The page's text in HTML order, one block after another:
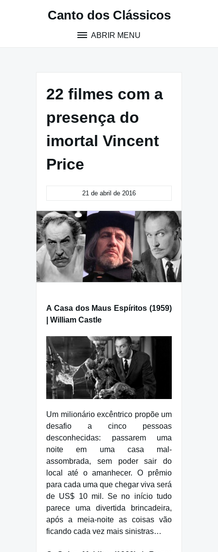
Canto dos Clássicos
ABRIR MENU
22 filmes com a
presença do
imortal Vincent
Price
21 de abril de 2016
A Casa dos Maus Espíritos (1959)
| William Castle
Um milionário excêntrico propõe um
desafio a cinco pessoas
desconhecidas: passarem uma
noite em uma casa mal-
assombrada, sem poder sair do
local até o amanhecer. O prêmio
para cada uma que chegar viva será
de US$ 10 mil. Se no início tudo
parece uma divertida brincadeira,
após a meia-noite as coisas vão
ficando cada vez mais sinistras…